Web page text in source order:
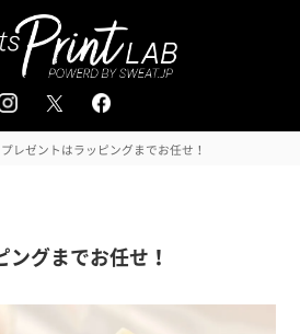
追加注文はこちら
会員登録 / ログイン
プレゼントはラッピングまでお任せ！
ングまでお任せ！